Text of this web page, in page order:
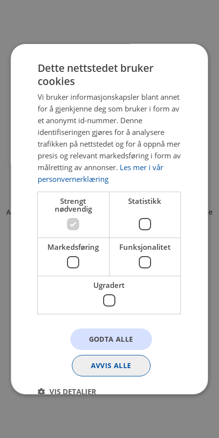
Application error: a client-side exception has occurred (see the
browser console for more information).
Dette nettstedet bruker
cookies
Vi bruker informasjonskapsler blant annet
for å gjenkjenne deg som bruker i form av
et anonymt id-nummer. Denne
identifiseringen gjøres for å analysere
trafikken på nettstedet og for å oppnå mer
presis og relevant markedsføring i form av
målretting av annonser. Les mer i vår
personvernerklæring
Strengt
nødvendig
Statistikk
Markedsføring Funksjonalitet
Ugradert
GODTA ALLE
AVVIS ALLE
VIS DETALJER